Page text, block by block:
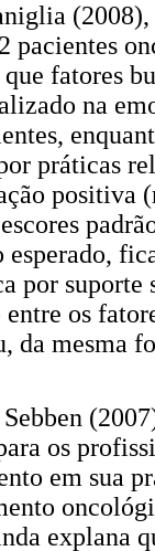
pacientes
fatores
na
práticas
positiva
esperado,
por
os
da mesma
os
em sua
explana